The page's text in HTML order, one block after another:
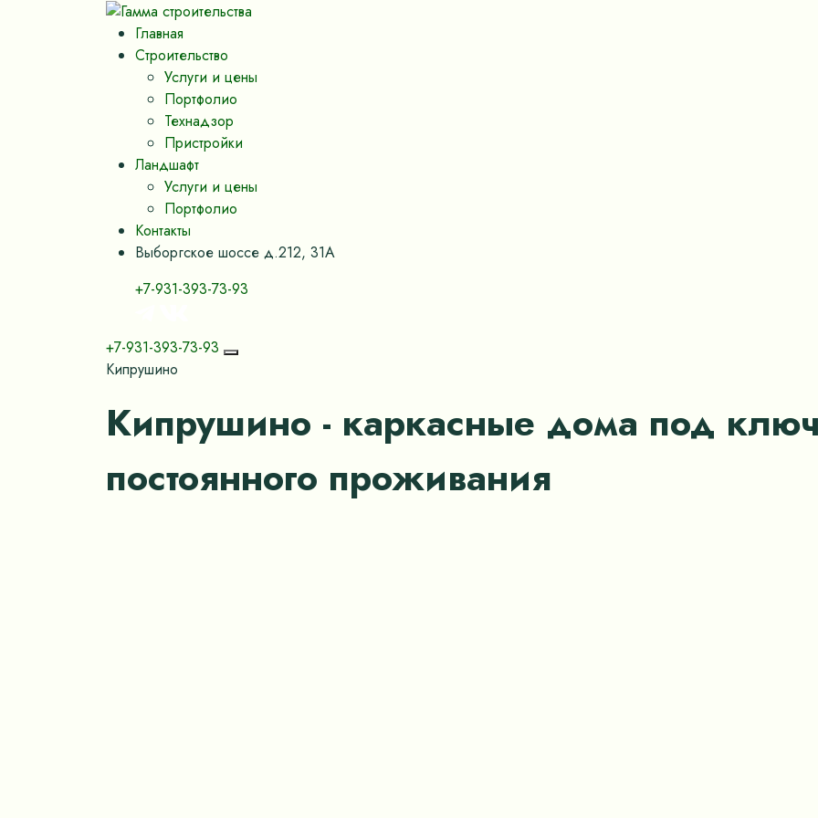
Главная
Строительство
Услуги и цены
Портфолио
Технадзор
Пристройки
Ландшафт
Услуги и цены
Портфолио
Контакты
Выборгское шоссе д.212, 31А
+7-931-393-73-93
+7-931-393-73-93
Кипрушино
Кипрушино - каркасные дома под
постоянного проживания